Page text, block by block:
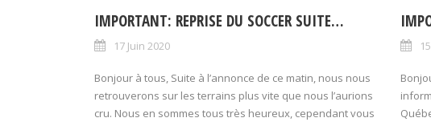
IMPORTANT: REPRISE DU SOCCER SUITE…
17 Juin 2020
Bonjour à tous, Suite à l’annonce de ce matin, nous nous
retrouverons sur les terrains plus vite que nous l’aurions
cru. Nous en sommes tous très heureux, cependant vous